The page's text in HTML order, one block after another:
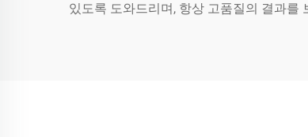
있도록 도와드리며, 항상 고품질의 결과를